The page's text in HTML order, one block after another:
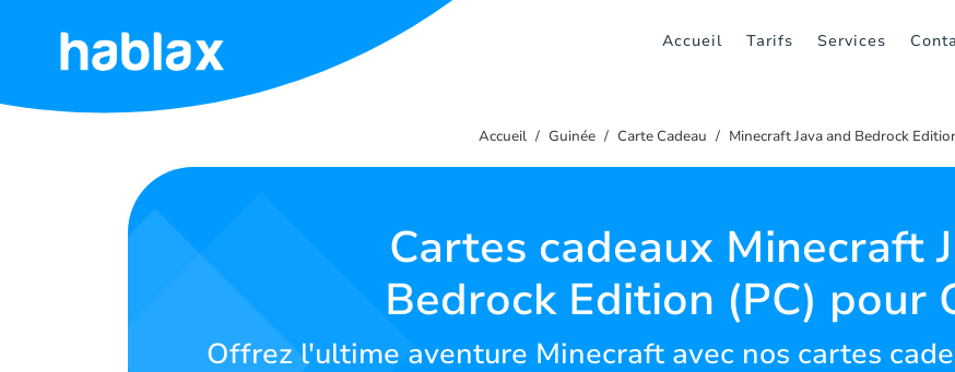
Accueil Tarifs Services
Accueil
Accueil Guinée Carte Cadeau Minecraft Java and Bedrock
Cartes cadeaux Minecraft
Bedrock Edition (PC) pour
Offrez l'ultime aventure Minecraft avec nos cartes